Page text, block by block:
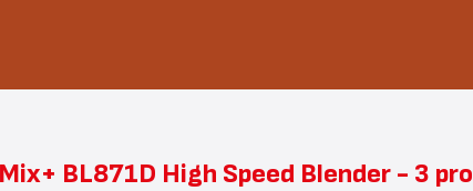
BL871D High Speed Blender - 3